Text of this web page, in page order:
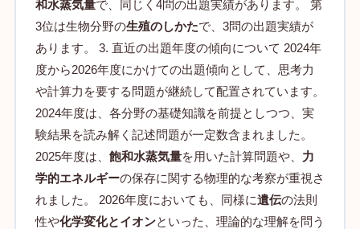
和水蒸気量で、同じく4問の出題実績があります。 第
3位は生物分野の生殖のしかたで、3問の出題実績が
あります。 3. 直近の出題年度の傾向について 2024年
度から2026年度にかけての出題傾向として、思考力
や計算力を要する問題が継続して配置されています。
2024年度は、各分野の基礎知識を前提としつつ、実
験結果を読み解く記述問題が一定数含まれました。
2025年度は、 飽和水蒸気量を用いた計算問題や、 力
学的エネルギーの保存に関する物理的な考察が重視さ
れました。 2026年度においても、同様に遺伝の法則
性や化学変化とイオンといった、理論的な理解を問う